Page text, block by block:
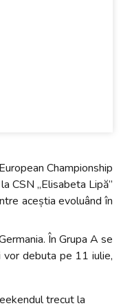
Championship
CSN „Elisabeta Lipă”
aceștia evoluând în
În Grupa A se
vor debuta pe 11 iulie,
trecut la